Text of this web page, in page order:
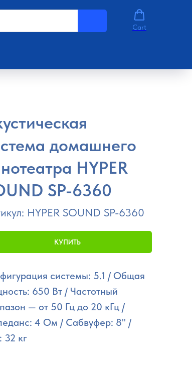
Cart
домашнего
HYPER
SP-6360
HYPER SOUND SP-6360
КУПИТЬ
системы: 5.1 / Общая
650 Вт / Частотный
— от 50 Гц до 20 кГц /
4 Ом / Сабвуфер: 8" /
32 кг